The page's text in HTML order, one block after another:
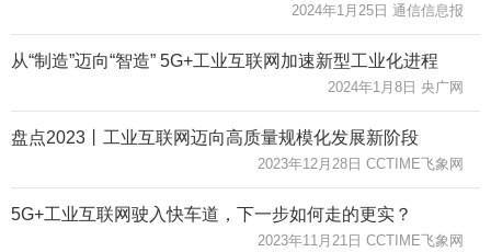
2024年1月25日 通信信息报
从“制造”迈向“智造” 5G+工业互联网加速新型工业化进程
2024年1月8日 央广网
盘点2023丨工业互联网迈向高质量规模化发展新阶段
2023年12月28日 CCTIME飞象网
5G+工业互联网驶入快车道，下一步如何走的更实？
2023年11月21日 CCTIME飞象网